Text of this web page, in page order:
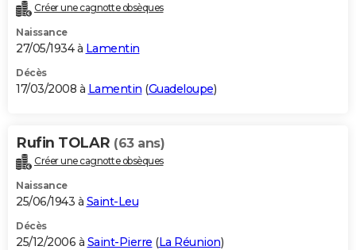
Créer une cagnotte obsèques
Naissance
27/05/1934 à Lamentin
Décès
17/03/2008 à Lamentin (Guadeloupe)
Rufin TOLAR (63 ans)
Créer une cagnotte obsèques
Naissance
25/06/1943 à Saint-Leu
Décès
25/12/2006 à Saint-Pierre (La Réunion)